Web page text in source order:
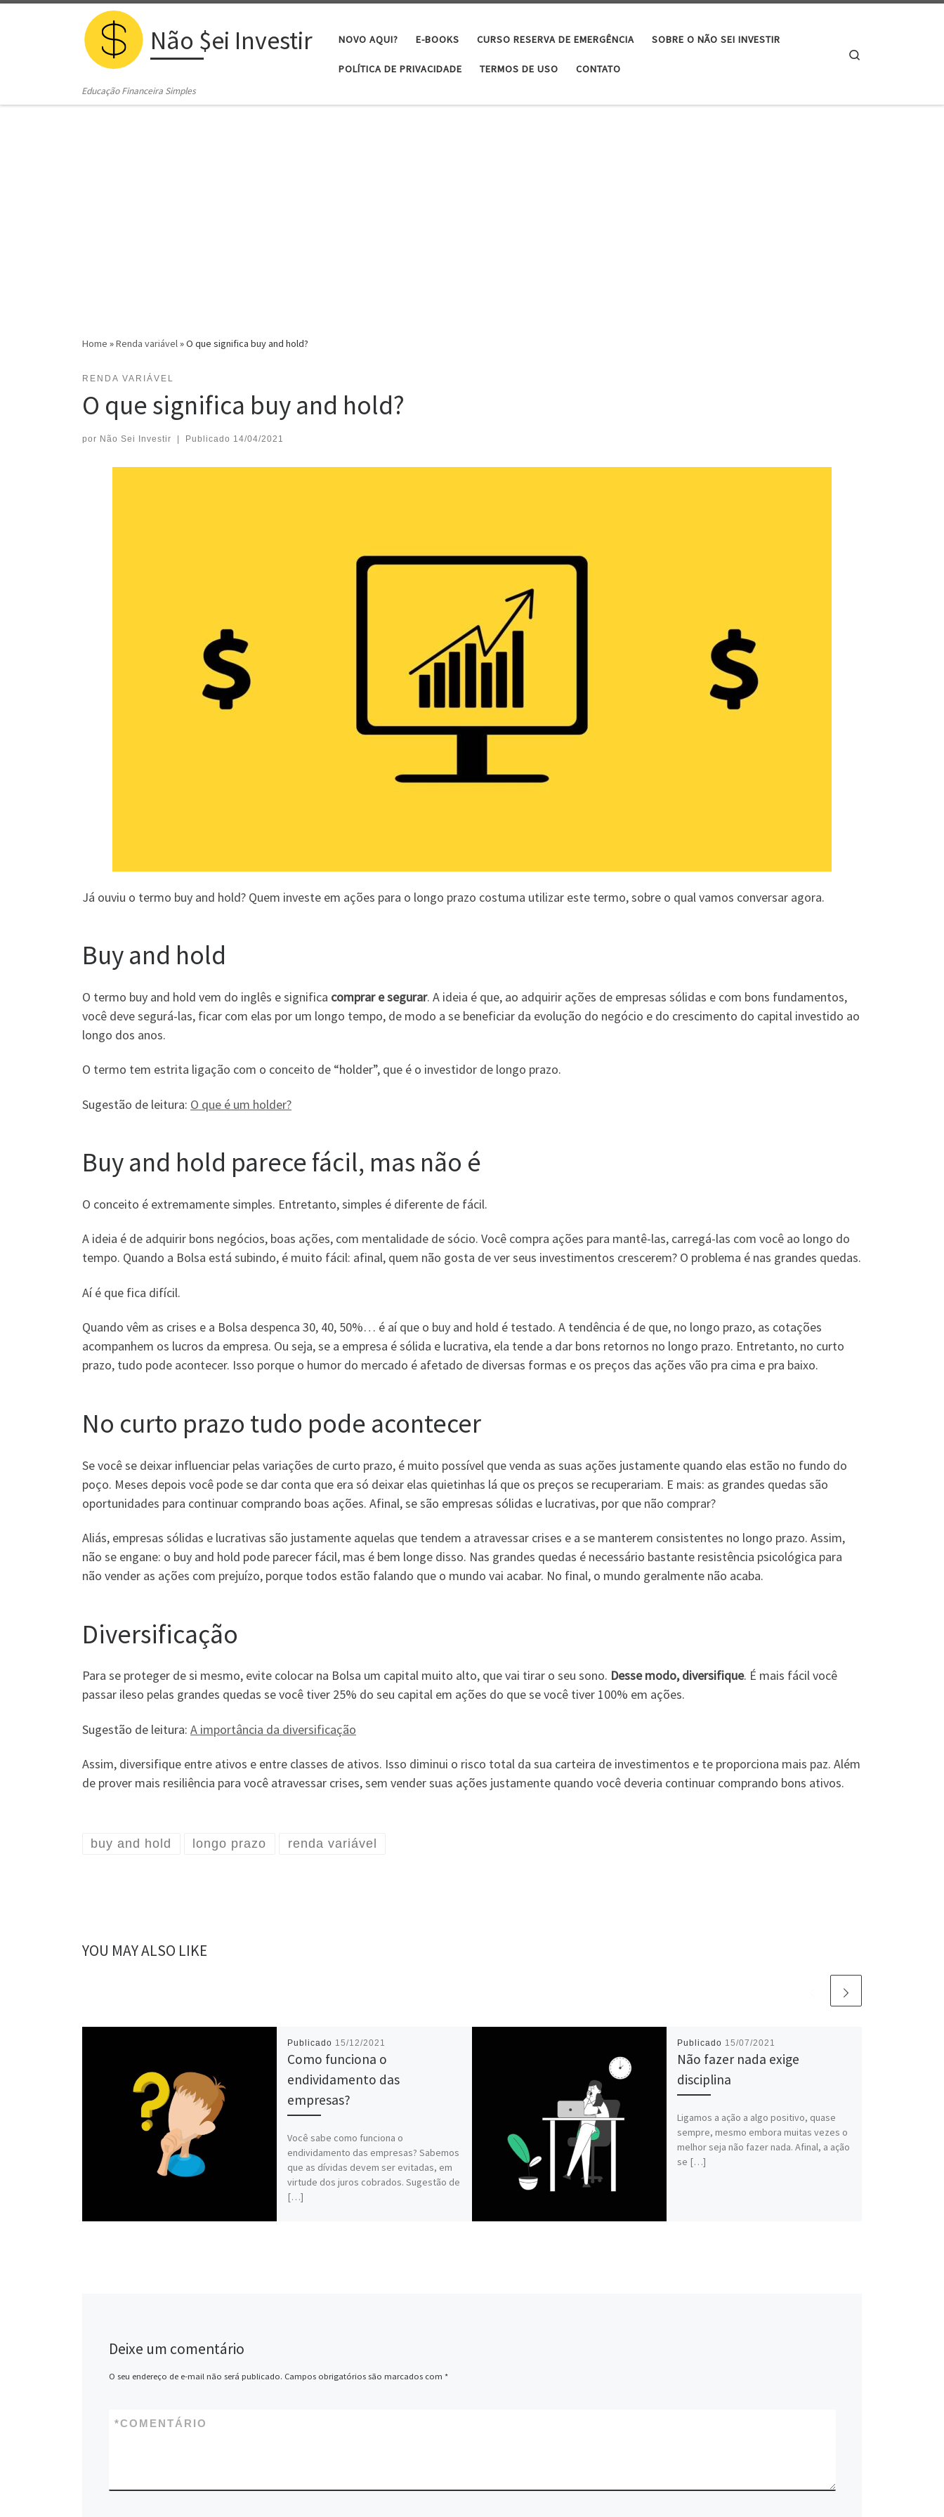
Não $ei Investir
Educação Financeira Simples
NOVO AQUI? E-BOOKS CURSO RESERVA DE EMERGÊNCIA SOBRE O NÃO SEI INVESTIR
POLÍTICA DE PRIVACIDADE TERMOS DE USO CONTATO
Home »Renda variável»O que significa buy and hold?
RENDA VARIÁVEL
O que significa buy and hold?
por Não Sei Investir Publicado 14/04/2021
Já ouviu o termo buy and hold? Quem investe em ações para o longo prazo costuma utilizar este termo, sobre o qual vamos conversar agora.
Buy and hold
O termo buy and hold vem do inglês e significa comprar e segurar. A ideia é que, ao adquirir ações de empresas sólidas e com bons fundamentos,
você deve segurá-las, ficar com elas por um longo tempo, de modo a se beneficiar da evolução do negócio e do crescimento do capital investido ao
longo dos anos.
O termo tem estrita ligação com o conceito de “holder”, que é o investidor de longo prazo.
Sugestão de leitura: O que é um holder?
Buy and hold parece fácil, mas não é
O conceito é extremamente simples. Entretanto, simples é diferente de fácil.
A ideia é de adquirir bons negócios, boas ações, com mentalidade de sócio. Você compra ações para mantê-las, carregá-las com você ao longo do
tempo. Quando a Bolsa está subindo, é muito fácil: afinal, quem não gosta de ver seus investimentos crescerem? O problema é nas grandes quedas.
Aí é que fica difícil.
Quando vêm as crises e a Bolsa despenca 30, 40, 50%… é aí que o buy and hold é testado. A tendência é de que, no longo prazo, as cotações
acompanhem os lucros da empresa. Ou seja, se a empresa é sólida e lucrativa, ela tende a dar bons retornos no longo prazo. Entretanto, no curto
prazo, tudo pode acontecer. Isso porque o humor do mercado é afetado de diversas formas e os preços das ações vão pra cima e pra baixo.
No curto prazo tudo pode acontecer
Se você se deixar influenciar pelas variações de curto prazo, é muito possível que venda as suas ações justamente quando elas estão no fundo do
poço. Meses depois você pode se dar conta que era só deixar elas quietinhas lá que os preços se recuperariam. E mais: as grandes quedas são
oportunidades para continuar comprando boas ações. Afinal, se são empresas sólidas e lucrativas, por que não comprar?
Aliás, empresas sólidas e lucrativas são justamente aquelas que tendem a atravessar crises e a se manterem consistentes no longo prazo. Assim,
não se engane: o buy and hold pode parecer fácil, mas é bem longe disso. Nas grandes quedas é necessário bastante resistência psicológica para
não vender as ações com prejuízo, porque todos estão falando que o mundo vai acabar. No final, o mundo geralmente não acaba.
Diversificação
Para se proteger de si mesmo, evite colocar na Bolsa um capital muito alto, que vai tirar o seu sono. Desse modo, diversifique. É mais fácil você
passar ileso pelas grandes quedas se você tiver 25% do seu capital em ações do que se você tiver 100% em ações.
Sugestão de leitura: A importância da diversificação
Assim, diversifique entre ativos e entre classes de ativos. Isso diminui o risco total da sua carteira de investimentos e te proporciona mais paz. Além
de prover mais resiliência para você atravessar crises, sem vender suas ações justamente quando você deveria continuar comprando bons ativos.
buy and hold longo prazo renda variável
YOU MAY ALSO LIKE
Publicado 15/12/2021
Como funciona o
endividamento das
empresas?
Você sabe como funciona o
endividamento das empresas? Sabemos
que as dívidas devem ser evitadas, em
virtude dos juros cobrados. Sugestão de
[…]
Publicado 15/07/2021
Não fazer nada exige
disciplina
Ligamos a ação a algo positivo, quase
sempre, mesmo embora muitas vezes o
melhor seja não fazer nada. Afinal, a ação
se […]
Deixe um comentário
O seu endereço de e-mail não será publicado. Campos obrigatórios são marcados com *
COMENTÁRIO
*